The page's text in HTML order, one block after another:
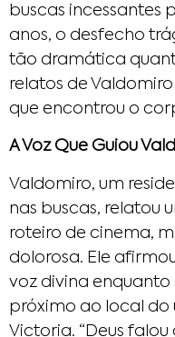
buscas incessantes
anos, o desfecho
tão dramática
relatos de
que encontrou o
A Voz Que Guiou
Valdomiro, um
nas buscas, relatou
roteiro de cinema,
dolorosa. Ele
voz divina
próximo ao local
Victoria. “Deus falou